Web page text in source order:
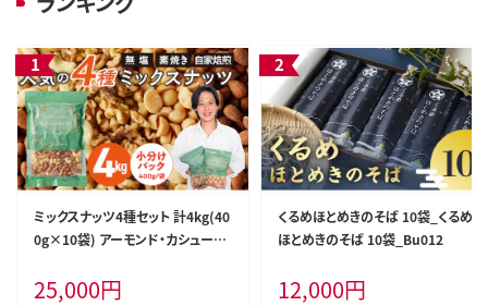
ミックスナッツ4種セット 計4kg(40
0g×10袋) アーモンド・カシューナ
a538
25,000円
くるめほとめきのそば 10袋_くるめ
ほとめきのそば 10袋_Bu012
12,000円